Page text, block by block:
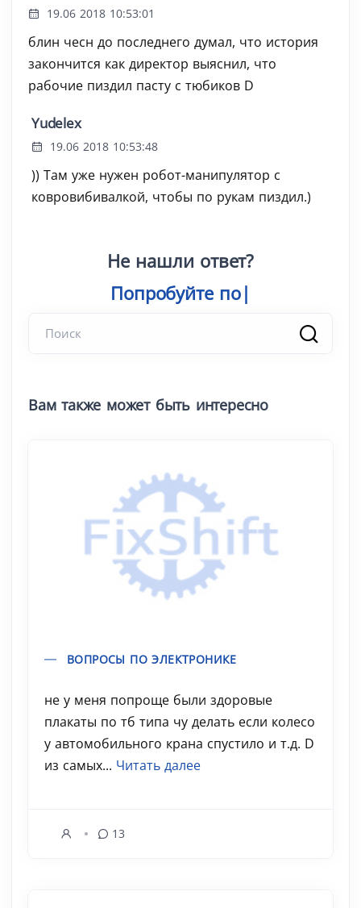
19.06 2018 10:53:01
блин чесн до последнего думал, что история
закончится как директор выяснил, что
рабочие пиздил пасту с тюбиков D
Yudelex
19.06 2018 10:53:48
)) Там уже нужен робот-манипулятор с
ковровибивалкой, чтобы по рукам пиздил.)
Не нашли ответ?
Попробуйте поиск
Вам также может быть интересно
ВОПРОСЫ ПО ЭЛЕКТРОНИКЕ
не у меня попроще были здоровые
плакаты по тб типа чу делать если колесо
у автомобильного крана спустило и т.д. D
из самых... Читать далее
13